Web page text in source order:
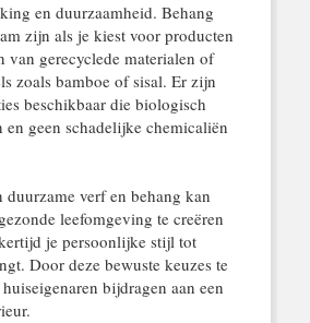
en duurzaamheid. Behang
zijn als je kiest voor producten
van gerecyclede materialen of
zoals bamboe of sisal. Er zijn
beschikbaar die biologisch
en geen schadelijke chemicaliën
verf en behang kan
leefomgeving te creëren
je persoonlijke stijl tot
Door deze bewuste keuzes te
bijdragen aan een